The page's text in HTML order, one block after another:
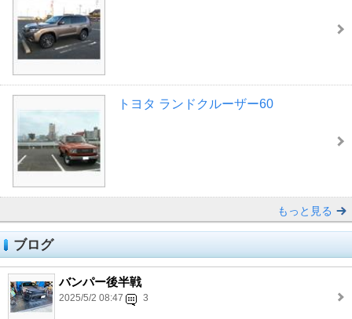
トヨタ ランドクルーザー60
もっと見る
ブログ
バンパー後半戦
2025/5/2 08:47 3